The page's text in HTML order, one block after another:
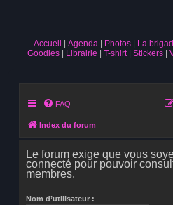
Accueil Agenda Photos La
Goodies
Librairie T-shirt Stickers
FAQ
Index du forum
Le forum exige que vous
connecté pour pouvoir
membres.
Nom d’utilisateur :